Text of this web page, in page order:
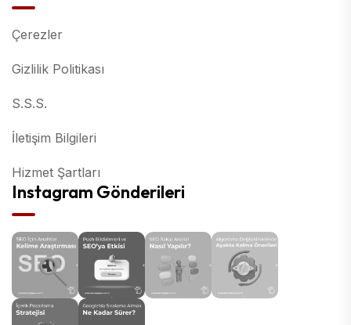
Çerezler
Gizlilik Politikası
S.S.S.
İletişim Bilgileri
Hizmet Şartları
Instagram Gönderileri